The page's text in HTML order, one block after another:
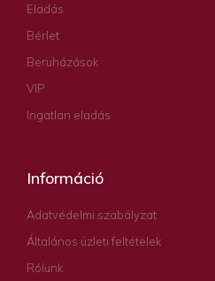
Eladás
Bérlet
Beruházások
VIP
Ingatlan eladás
Információ
Adatvédelmi szabályzat
Általános üzleti feltételek
Rólunk